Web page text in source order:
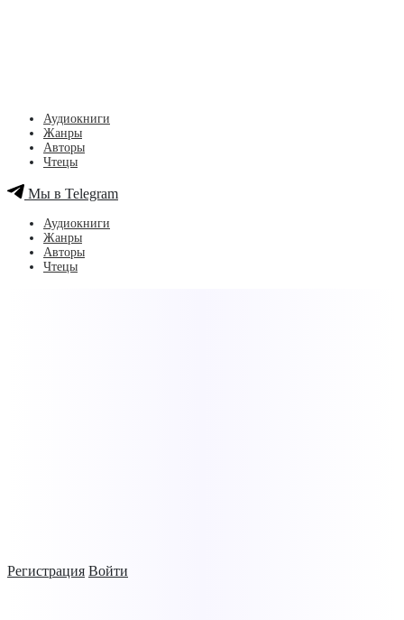
Регистрация Войти
Аудиокниги
Жанры
Авторы
Чтецы
Мы в Telegram
Аудиокниги
Жанры
Авторы
Чтецы